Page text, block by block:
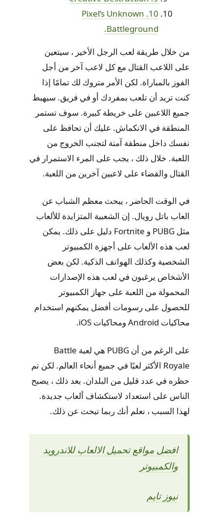
10. Pixel’s Unknown
Battleground.
من خلال طريقة لعب الرجل الأخير ، سيتعين
على اللاعب القتال مع كل لاعب آخر من أجل
الفوز بالمباراة. لكن الأمر متروك لك تمامًا إذا
كنت تريد أن تلعب بمفردك أو في فريق. سيهبط
جميع اللاعبين على خريطة كبيرة. سوف تستمر
المنطقة في الانكماش. عليك أن تحافظ على
نفسك داخل منطقة آمنة لتجنب الخروج من
اللعبة. خلال ذلك ، يجب على المرء الاستمرار في
القتال والقضاء على لاعبين آخرين من اللعبة.
في الوقت الحاضر ، يبحث معظم الشباب عن
العاب باتل رويال. إن الشعبية المتزايدة للألعاب
مثل PUBG و Fortnite دليل على ذلك. يمكن
لعب هذه الألعاب على أجهزة الكمبيوتر
الشخصية وكذلك الهواتف الذكية. لكن بعض
الأشخاص يرغبون في لعب هذه الإصدارات
المحمولة من اللعبة على جهاز الكمبيوتر
للحصول على رسومات أفضل يمكنهم استخدام
محاكيات Android ومحاكيات iOS.
على الرغم من أن PUBG هي لعبة Battle
Royale الأكثر لعبًا في جميع أنحاء العالم. لكن تم
حظره في عدد قليل من البلدان. بعد ذلك ، يصبح
الناس على استعداد لاستكشاف ألعاب جديدة.
لهذا السبب ، نعلم أنك ربما تبحث عن ذلك.
افضل مواقع تحميل الالعاب للاندرويد
والكمبيوتر
نيوز تايم